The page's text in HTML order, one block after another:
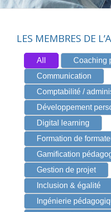
LES MEMBRES DE
All
Coaching
Communication
Comptabilité /
Développement
Digital learning
Formation de
Gamification
Gestion de projet
Inclusion & égalité
Ingénierie